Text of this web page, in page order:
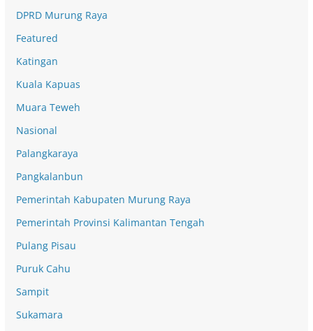
DPRD Murung Raya
Featured
Katingan
Kuala Kapuas
Muara Teweh
Nasional
Palangkaraya
Pangkalanbun
Pemerintah Kabupaten Murung Raya
Pemerintah Provinsi Kalimantan Tengah
Pulang Pisau
Puruk Cahu
Sampit
Sukamara